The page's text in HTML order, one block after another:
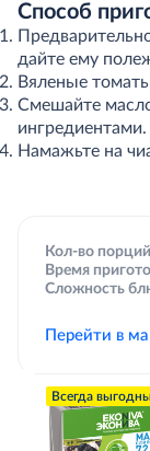
Способ
дайте ему
Вяленые
Смешайте
ингредиентами.
Намажьте на
Кол-во порций
Время
Сложность
Перейти в
Всегда